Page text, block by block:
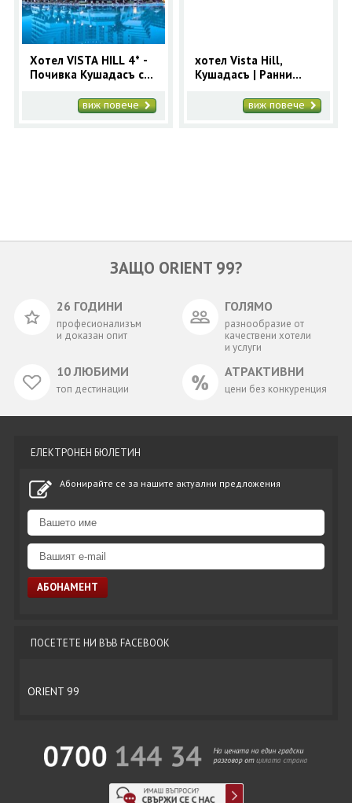
ЗА НАС
ФИРМЕНИ ДОКУМЕНТИ
0700 144 34 Запитване
Хотел VISTA HILL 4* -
Почивка Кушадасъ с
Лято 2026виж повече
хотел Vista Hill,
Кушадасъ | Ранни
Кушадасъ с 9 нощувки
виж повече
ЗАЩО ORIENT 99?
26 ГОДИНИ
професионализъм
и доказан опит
ГОЛЯМО
разнообразие от
качествени хотели
и услуги
10 ЛЮБИМИ
топ дестинации
АТРАКТИВНИ
цени без конкуренция
ЕЛЕКТРОНЕН БЮЛЕТИН
Абонирайте се за нашите актуални предложения
ПОСЕТЕТЕ НИ ВЪВ FACEBOOK
ORIENT 99